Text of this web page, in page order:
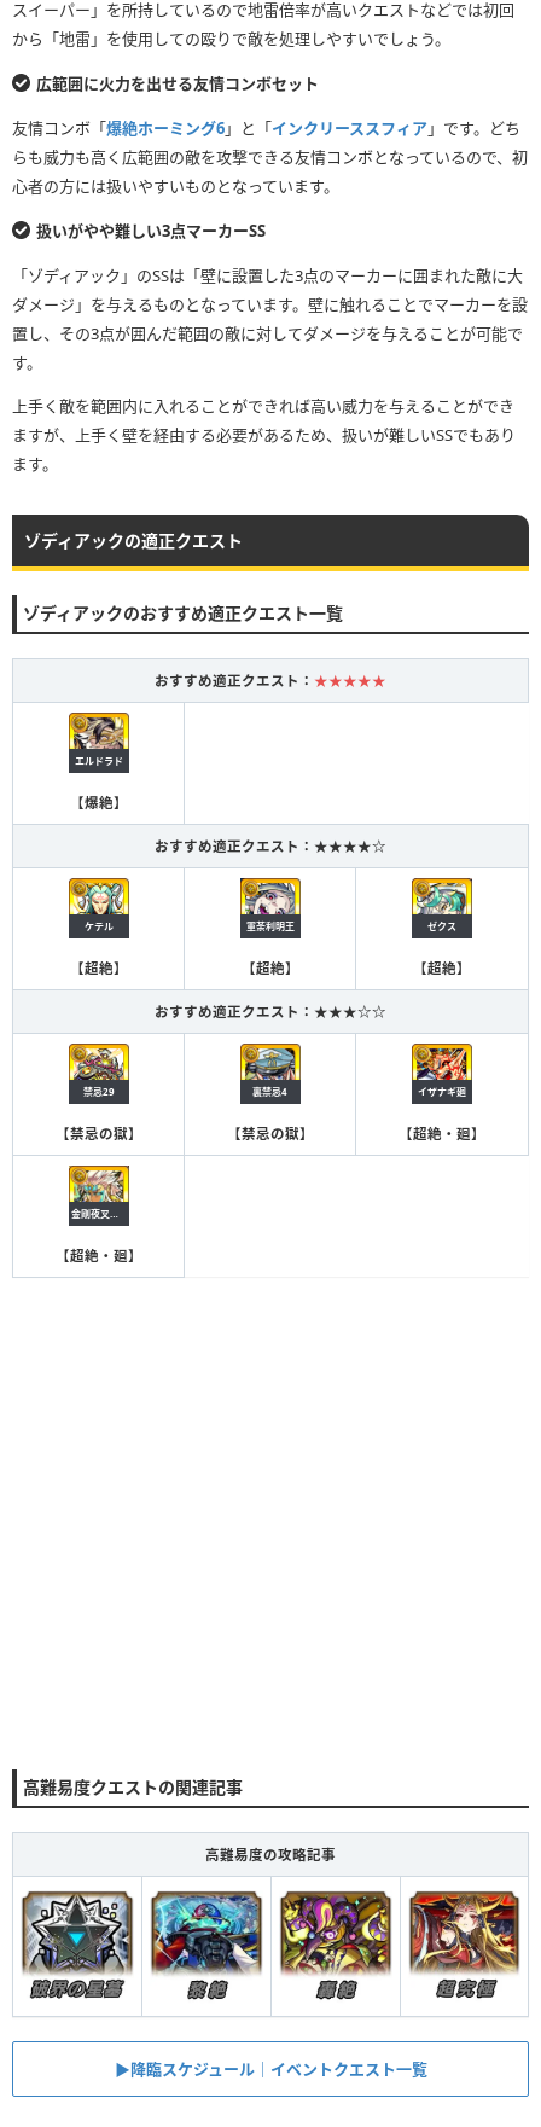
スイーパー」を所持しているので地雷倍率が高いクエストなどでは初回
から「地雷」を使用しての殴りで敵を処理しやすいでしょう。
広範囲に火力を出せる友情コンボセット
友情コンボ「爆絶ホーミング6」と「インクリーススフィア」です。どち
らも威力も高く広範囲の敵を攻撃できる友情コンボとなっているので、初
心者の方には扱いやすいものとなっています。
扱いがやや難しい3点マーカーSS
「ゾディアック」のSSは「壁に設置した3点のマーカーに囲まれた敵に大
ダメージ」を与えるものとなっています。壁に触れることでマーカーを設
置し、その3点が囲んだ範囲の敵に対してダメージを与えることが可能で
す。
上手く敵を範囲内に入れることができれば高い威力を与えることができ
ますが、上手く壁を経由する必要があるため、扱いが難しいSSでもあり
ます。
ゾディアックの適正クエスト
ゾディアックのおすすめ適正クエスト一覧
おすすめ適正クエスト： ★★★★★
エルドラド
【爆絶】
おすすめ適正クエスト：★★★★☆
ケテル
【超絶】
軍荼利明王
【超絶】
ゼクス
【超絶】
おすすめ適正クエスト：★★★☆☆
禁忌29
【禁忌の獄】
裏禁忌4
【禁忌の獄】
イザナギ廻
【超絶・廻】
【超絶・廻】
高難易度クエストの関連記事
高難易度の攻略記事
▶︎降臨スケジュール｜イベントクエスト一覧